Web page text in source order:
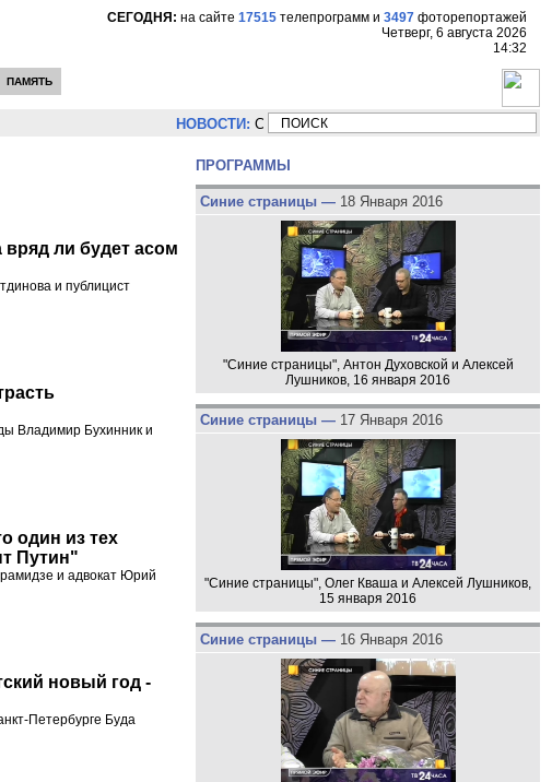
СЕГОДНЯ: на сайте 17515 телепрограмм и 3497 фоторепортажей
Четверг, 6 августа 2026
14:32
ПАМЯТЬ
НОВОСТИ: Сергей Цыпляев "Мир как никогда близко стоит к
ли будет асом
и публицист
Владимир Бухинник и
один из тех
Путин"
и адвокат Юрий
новый год -
Петербурге Буда
ПРОГРАММЫ
Синие страницы — 18 Января 2016
"Синие страницы", Антон Духовской и Алексей
Лушников, 16 января 2016
Синие страницы — 17 Января 2016
"Синие страницы", Олег Кваша и Алексей Лушников,
15 января 2016
Синие страницы — 16 Января 2016